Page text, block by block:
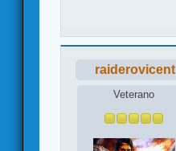
raiderovicent
Veterano